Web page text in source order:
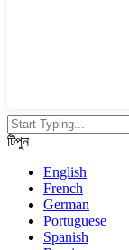
টিপুন
English
French
German
Portuguese
Spanish